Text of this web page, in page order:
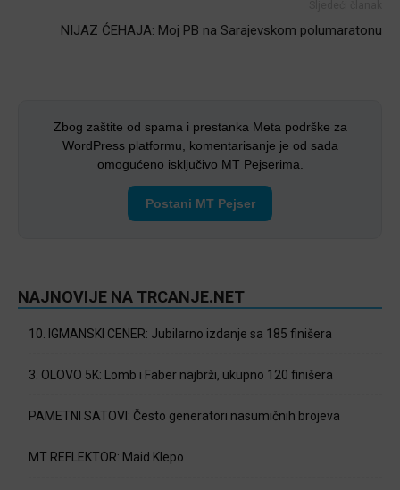
NIJAZ ĆEHAJA: Moj PB na Sarajevskom polumaratonu
Zbog zaštite od spama i prestanka Meta podrške za
WordPress platformu, komentarisanje je od sada
omogućeno isključivo MT Pejserima.
Postani MT Pejser
NAJNOVIJE NA TRCANJE.NET
10. IGMANSKI CENER: Jubilarno izdanje sa 185 finišera
3. OLOVO 5K: Lomb i Faber najbrži, ukupno 120 finišera
PAMETNI SATOVI: Često generatori nasumičnih brojeva
MT REFLEKTOR: Maid Klepo